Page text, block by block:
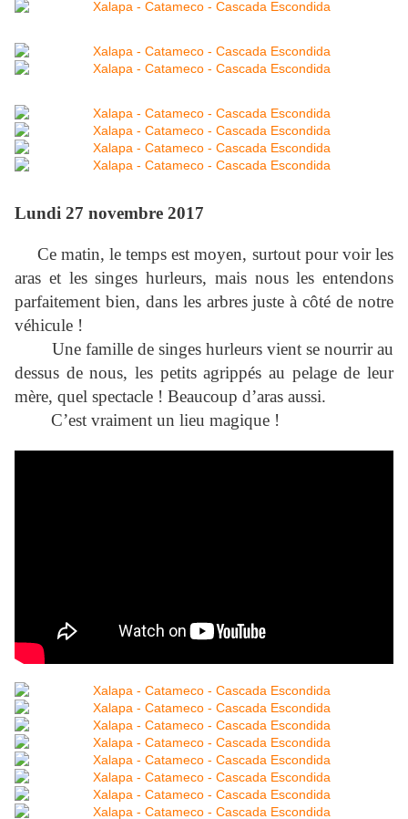
Lundi 27 novembre 2017
Ce matin, le temps est moyen, surtout pour voir les
aras et les singes hurleurs, mais nous les entendons
parfaitement bien, dans les arbres juste à côté de notre
véhicule !
Une famille de singes hurleurs vient se nourrir au
dessus de nous, les petits agrippés au pelage de leur
mère, quel spectacle ! Beaucoup d’aras aussi.
C’est vraiment un lieu magique !